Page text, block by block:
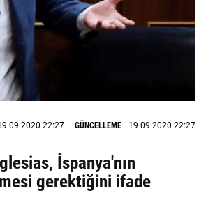
09 2020 22:27 GÜNCELLEME 19 09 2020 22:27
İspanya'nın
gerektiğini ifade